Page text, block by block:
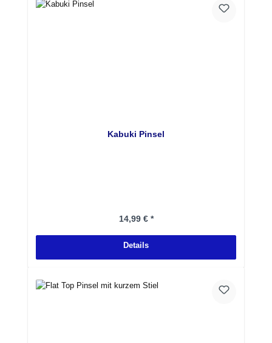
Kabuki Pinsel
Regulärer Preis:
14,99 € *
Details